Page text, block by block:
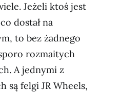
Jeżeli ktoś jest
dostał na
to bez żadnego
rozmaitych
A jednymi z
są felgi JR Wheels,